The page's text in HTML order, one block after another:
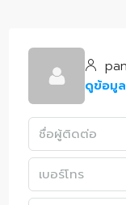
ดูข้อมู